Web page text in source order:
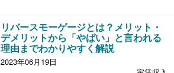
リバースモーゲージとは？メリット・
デメリットから「やばい」と言われる
理由までわかりやすく解説
2023年06月19日